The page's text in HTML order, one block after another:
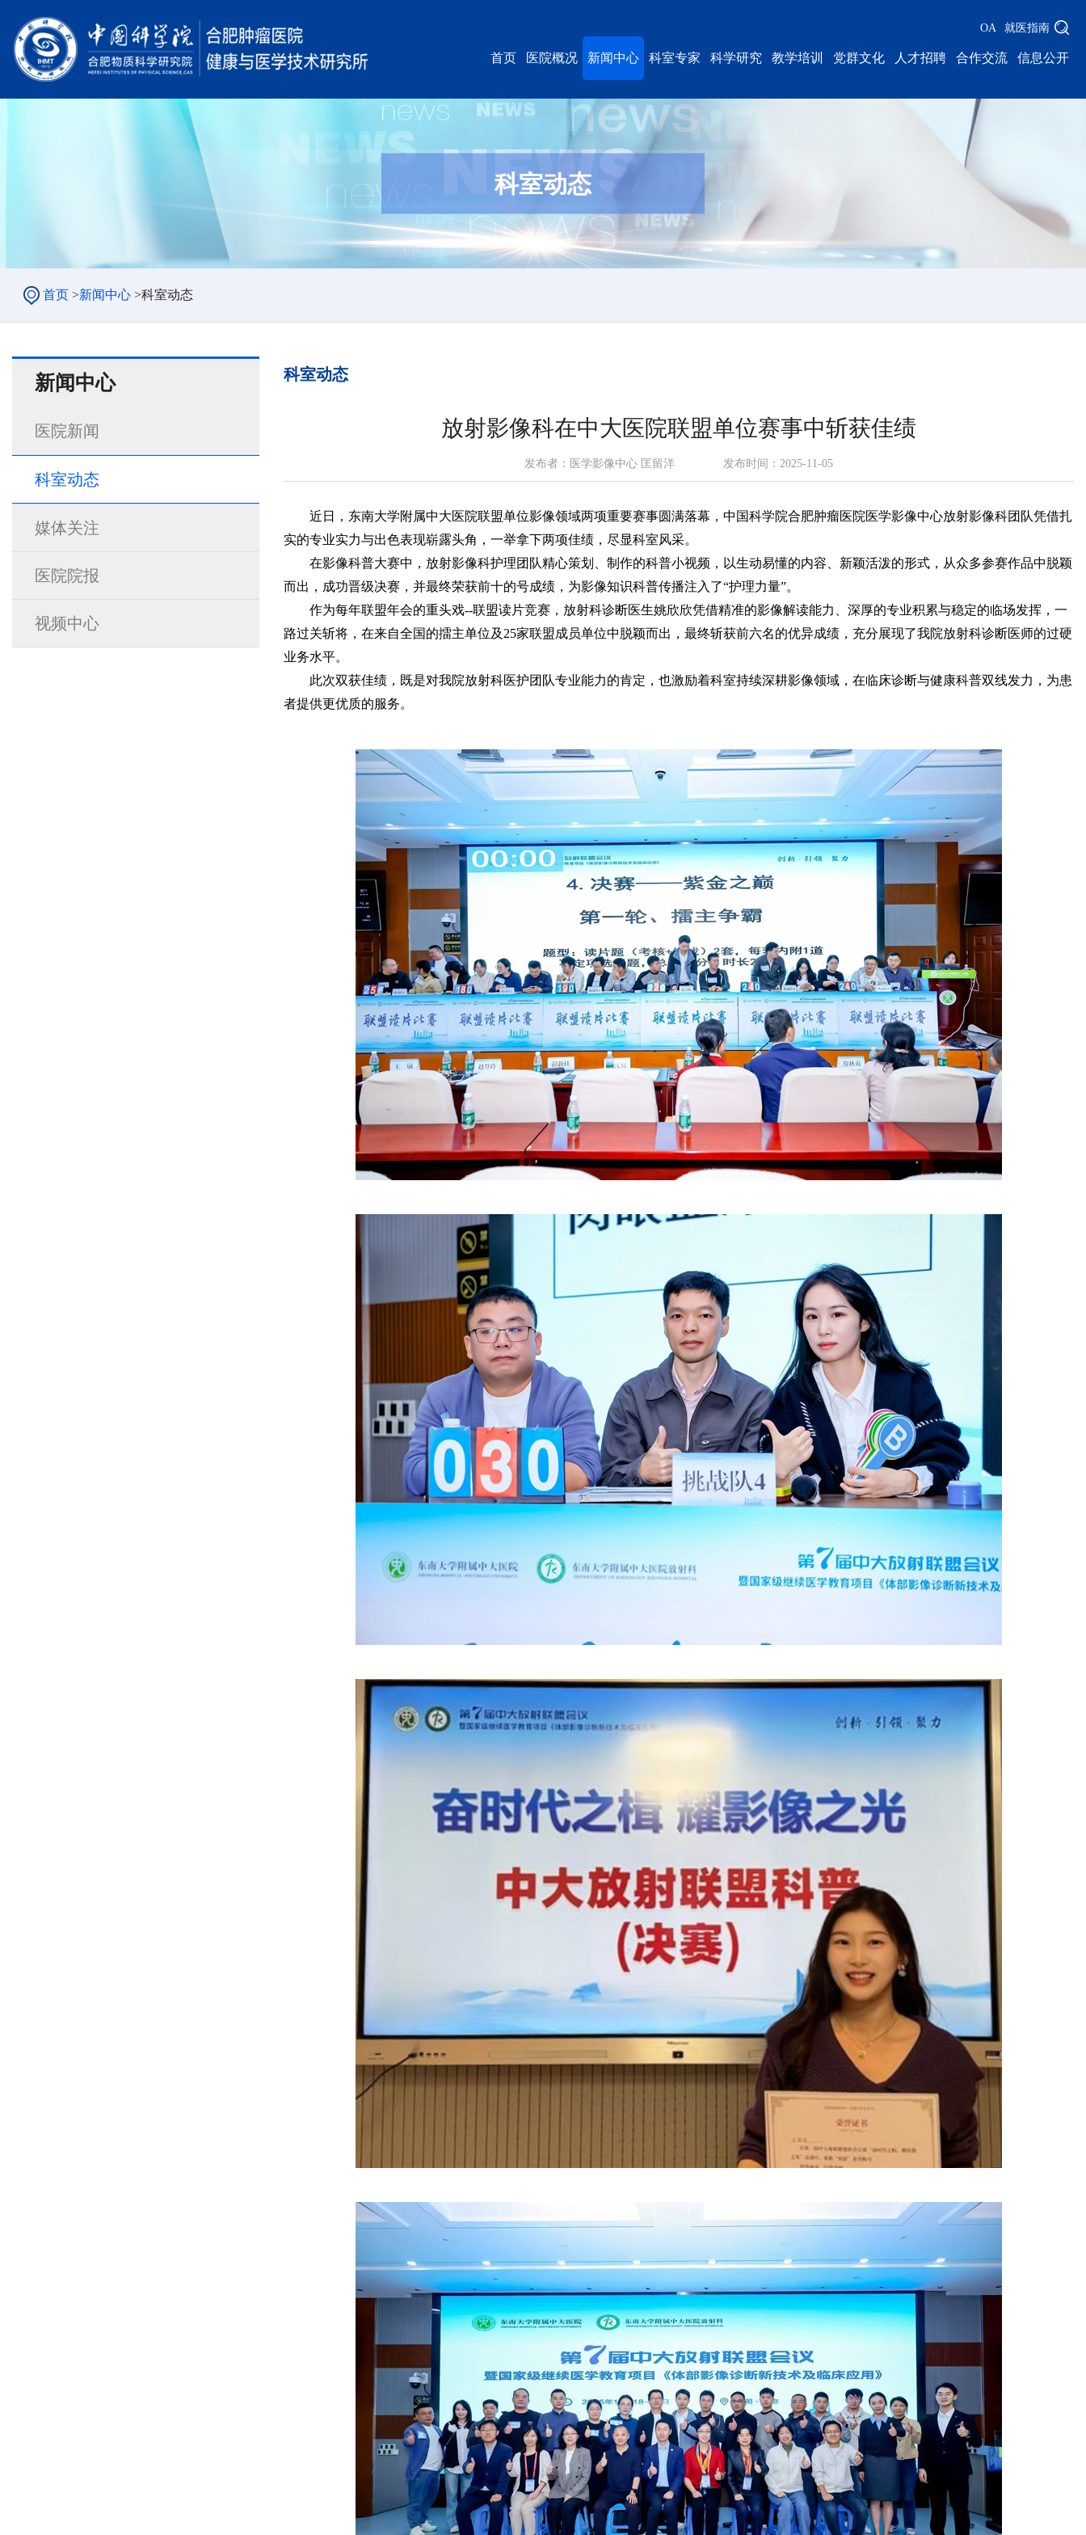
OA 就医指南
首页 医院概况 新闻中心 科室专家 科学研究 教学培训 党群文化 人才招聘 合作交流 信息公开
科室动态
首页 >新闻中心 >科室动态
新闻中心
医院新闻
科室动态
媒体关注
医院院报
视频中心
科室动态
放射影像科在中大医院联盟单位赛事中斩获佳绩
发布者：医学影像中心 匡留洋 发布时间：2025-11-05
近日，东南大学附属中大医院联盟单位影像领域两项重要赛事圆满落幕，中国科学院合肥肿瘤医院医学影像中心放射影像科团队凭借扎
实的专业实力与出色表现崭露头角，一举拿下两项佳绩，尽显科室风采。
在影像科普大赛中，放射影像科护理团队精心策划、制作的科普小视频，以生动易懂的内容、新颖活泼的形式，从众多参赛作品中脱颖
而出，成功晋级决赛，并最终荣获前十的号成绩 ，为影像知识科普传播注入了“护理力量”。
作为每年联盟年会的重头戏--联盟读片竞赛，放射科诊断医生姚欣欣凭借精准的影像解读能力、深厚的专业积累与稳定的临场发挥，一
路过关斩将，在来自全国的擂主单位及25家联盟成员单位中脱颖而出，最终斩获前六名的优异成绩，充分展现了我院放射科诊断医师的过硬
业务水平。
此次双获佳绩，既是对我院放射科医护团队专业能力的肯定，也激励着科室持续深耕影像领域，在临床诊断与健康科普双线发力，为患
者提供更优质的服务。